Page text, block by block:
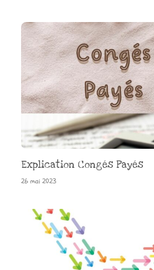
Explication Congés Payés
26 mai 2023